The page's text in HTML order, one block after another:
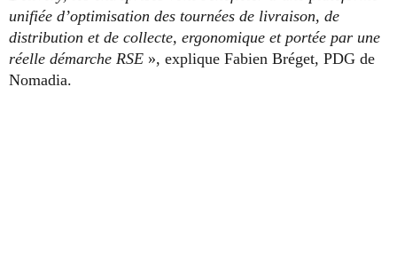
unifiée d’optimisation des tournées de livraison, de
distribution et de collecte, ergonomique et portée par une
réelle démarche RSE », explique Fabien Bréget, PDG de
Nomadia.